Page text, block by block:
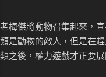
老梅傑將動物召集起來，宣
類是動物的敵人，但是在趕
類之後，權力遊戲才正要展